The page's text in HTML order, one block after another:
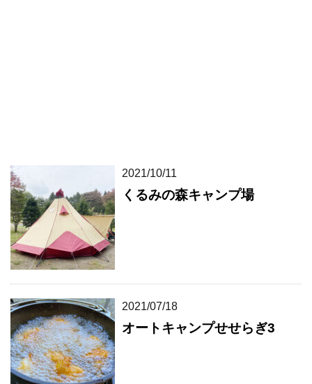
2021/10/11
くるみの森キャンプ場
2021/07/18
オートキャンプせせらぎ3